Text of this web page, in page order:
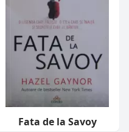
Fata de la Savoy